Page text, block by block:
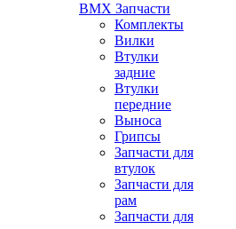
BMX Запчасти
Комплекты
Вилки
Втулки
задние
Втулки
передние
Выноса
Грипсы
Запчасти для
втулок
Запчасти для
рам
Запчасти для